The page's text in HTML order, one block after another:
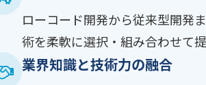
ローコード開発から従来型開発
術を柔軟に選択・組み合わせて提
業界知識と技術力の融合